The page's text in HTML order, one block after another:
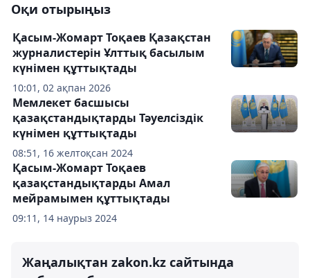
Оқи отырыңыз
10:01, 02 ақпан 2026
Қасым-Жомарт Тоқаев Қазақстан
журналистерін Ұлттық басылым
күнімен құттықтады
08:51, 16 желтоқсан 2024
Мемлекет басшысы
қазақстандықтарды Тәуелсіздік
күнімен құттықтады
09:11, 14 наурыз 2024
Қасым-Жомарт Тоқаев
қазақстандықтарды Амал
мейрамымен құттықтады
Жаңалықтан zakon.kz сайтында